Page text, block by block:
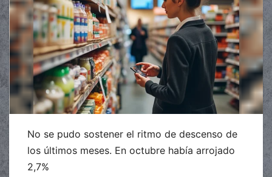
No se pudo sostener el ritmo de descenso de
los últimos meses. En octubre había arrojado
2,7%